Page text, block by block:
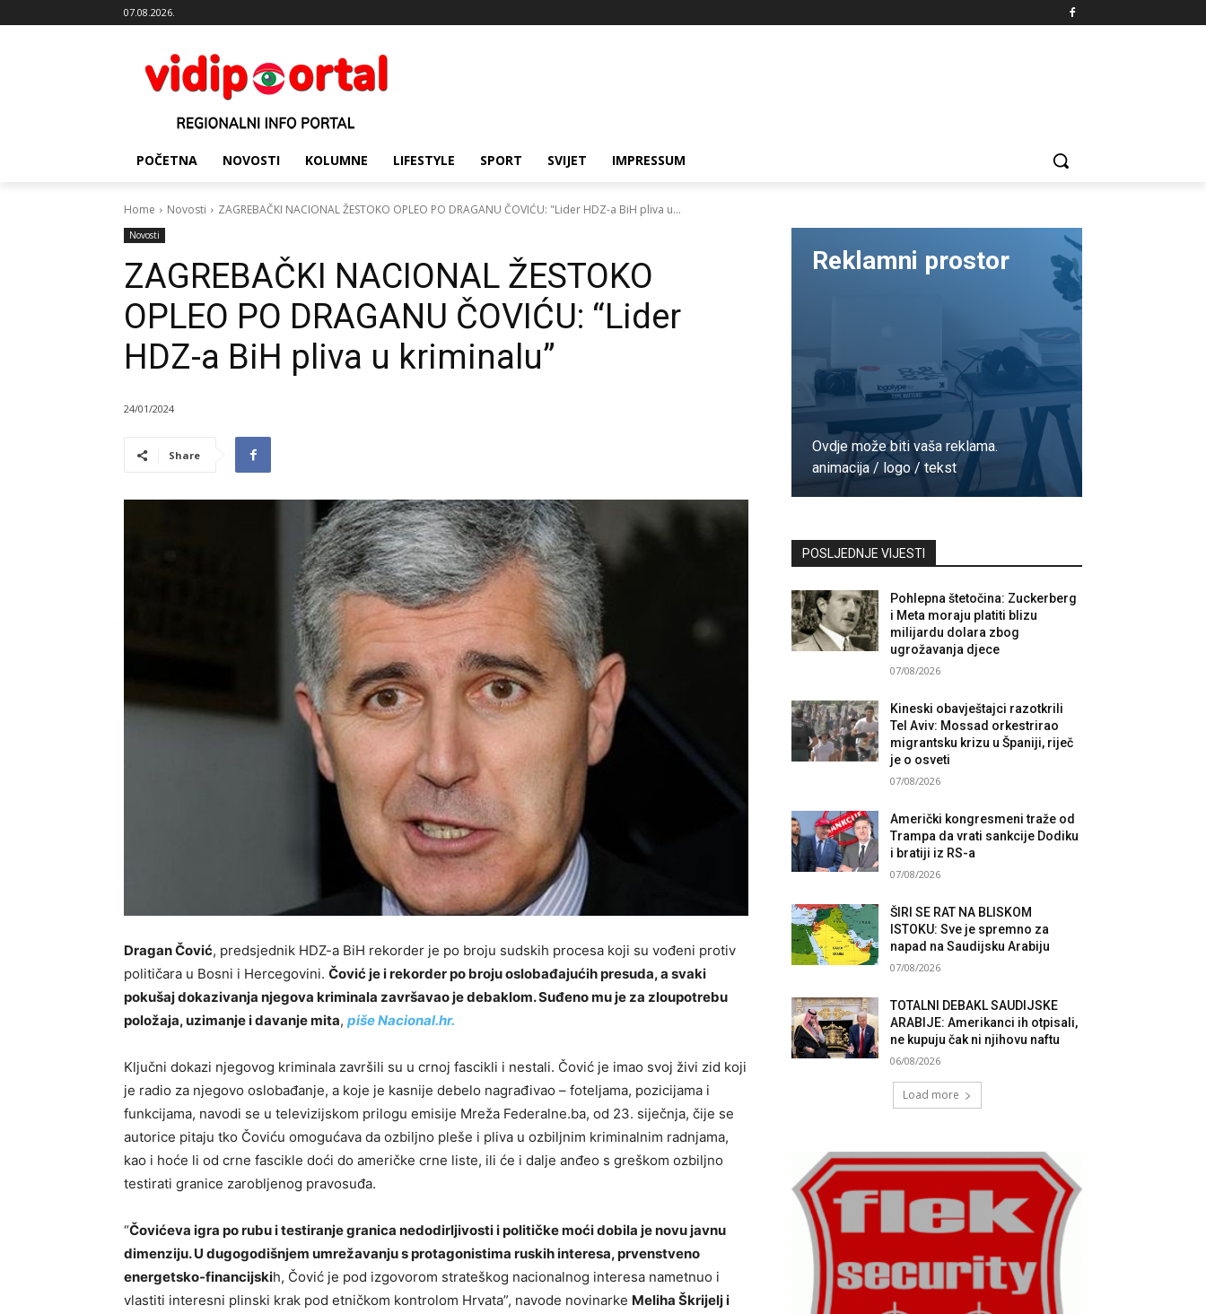
07.08.2026.
POČETNA NOVOSTI KOLUMNE LIFESTYLE SPORT SVIJET IMPRESSUM
Home Novosti ZAGREBAČKI NACIONAL ŽESTOKO OPLEO PO DRAGANU ČOVIĆU: "Lider HDZ-a BiH pliva u...
Novosti
ZAGREBAČKI NACIONAL ŽESTOKO
OPLEO PO DRAGANU ČOVIĆU: “Lider
HDZ-a BiH pliva u kriminalu”
24/01/2024
Share
Dragan Čović, predsjednik HDZ-a BiH rekorder je po broju sudskih procesa koji su vođeni protiv
političara u Bosni i Hercegovini. Čović je i rekorder po broju oslobađajućih presuda, a svaki
pokušaj dokazivanja njegova kriminala završavao je debaklom. Suđeno mu je za zloupotrebu
položaja, uzimanje i davanje mita, piše Nacional.hr.
Ključni dokazi njegovog kriminala završili su u crnoj fascikli i nestali. Čović je imao svoj živi zid koji
je radio za njegovo oslobađanje, a koje je kasnije debelo nagrađivao – foteljama, pozicijama i
funkcijama, navodi se u televizijskom prilogu emisije Mreža Federalne.ba, od 23. siječnja, čije se
autorice pitaju tko Čoviću omogućava da ozbiljno pleše i pliva u ozbiljnim kriminalnim radnjama,
kao i hoće li od crne fascikle doći do američke crne liste, ili će i dalje anđeo s greškom ozbiljno
testirati granice zarobljenog pravosuđa.
“Čovićeva igra po rubu i testiranje granica nedodirljivosti i političke moći dobila je novu javnu
dimenziju. U dugogodišnjem umrežavanju s protagonistima ruskih interesa, prvenstveno
energetsko-financijskih, Čović je pod izgovorom strateškog nacionalnog interesa nametnuo i
vlastiti interesni plinski krak pod etničkom kontrolom Hrvata”, navode novinarke Meliha Škrijelj i
Reklamni prostor
Ovdje može biti vaša reklama.
animacija / logo / tekst
POSLJEDNJE VIJESTI
Pohlepna štetočina: Zuckerberg
i Meta moraju platiti blizu
milijardu dolara zbog
ugrožavanja djece
07/08/2026
Kineski obavještajci razotkrili
Tel Aviv: Mossad orkestrirao
migrantsku krizu u Španiji, riječ
je o osveti
07/08/2026
Američki kongresmeni traže od
Trampa da vrati sankcije Dodiku
i bratiji iz RS-a
07/08/2026
ŠIRI SE RAT NA BLISKOM
ISTOKU: Sve je spremno za
napad na Saudijsku Arabiju
07/08/2026
TOTALNI DEBAKL SAUDIJSKE
ARABIJE: Amerikanci ih otpisali,
ne kupuju čak ni njihovu naftu
06/08/2026
Load more